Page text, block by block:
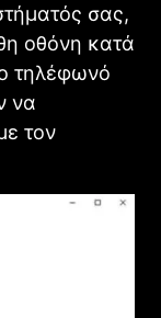
σας,
οθόνη κατά
τηλέφωνό
να
τον